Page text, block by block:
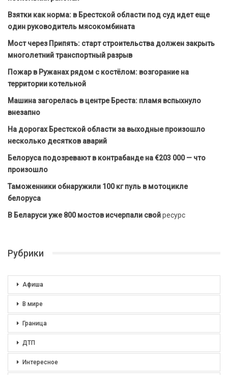
Взятки как норма: в Брестской области под суд идет еще
один руководитель мясокомбината
Мост через Припять: старт строительства должен закрыть
многолетний транспортный разрыв
Пожар в Ружанах рядом с костёлом: возгорание на
территории котельной
Машина загорелась в центре Бреста: пламя вспыхнуло
внезапно
На дорогах Брестской области за выходные произошло
несколько десятков аварий
Белоруса подозревают в контрабанде на €203 000 — что
произошло
Таможенники обнаружили 100 кг пуль в мотоцикле
белоруса
В Беларуси уже 800 мостов исчерпали свойресурс
Рубрики
Афиша
В мире
Граница
ДТП
Интересное